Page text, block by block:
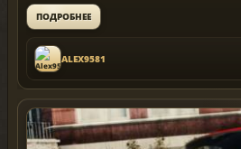
ПОДРОБНЕЕ
ALEX9581